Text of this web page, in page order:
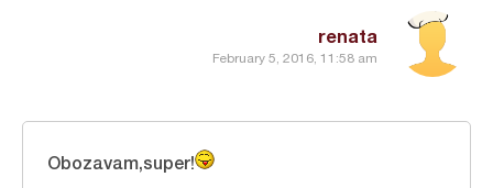
renata
February 5, 2016, 11:58 am
Obozavam,super!